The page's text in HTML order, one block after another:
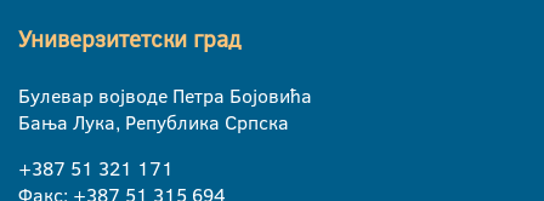
Универзитетски град
Булевар војводе Петра Бојовића
Бања Лука, Република Српска
+387 51 321 171
Факс: +387 51 315 694